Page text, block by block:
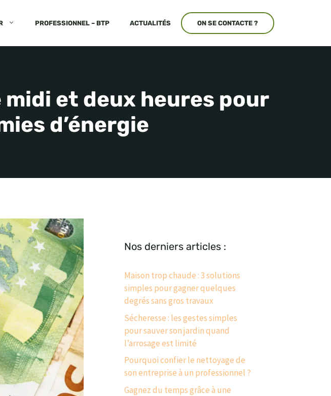
PROFESSIONNEL – BTP ACTUALITÉS ON SE CONTACTE ?
et deux heures pour
d’énergie
Nos derniers articles :
Maison trop chaude : 3 solutions
simples pour gagner quelques
degrés sans gros travaux
Sécheresse : les gestes simples
pour sauver son jardin quand
l’arrosage est limité
Pourquoi confier le nettoyage de
son entreprise à un professionnel ?
Gagnez du temps grâce à une